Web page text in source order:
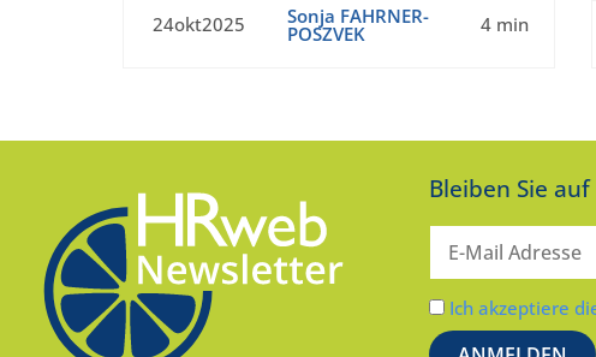
24okt2025 Sonja FAHRNER-
POSZVEK 4 min
Bleiben Sie
Ich akzeptiere